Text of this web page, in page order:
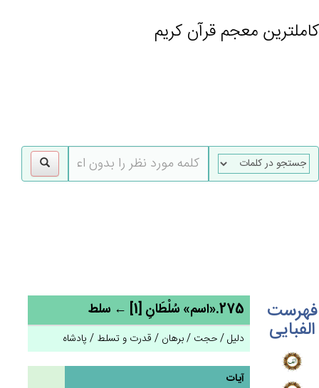
کاملترین معجم قرآن کریم
فهرست
الفبایی
275.«اسم» سُلْطَانِ [1] ← سلط
دلیل / حجت / برهان / قدرت و تسلط / پادشاه
آیات